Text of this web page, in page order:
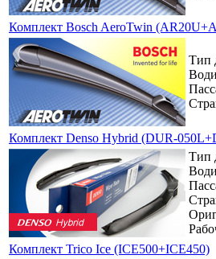
Комплект Bosch AeroTwin
Тип
Комплект Denso Hybrid (DUR-
Тип
Комплект Trico Ice (ICE500+ICE450)